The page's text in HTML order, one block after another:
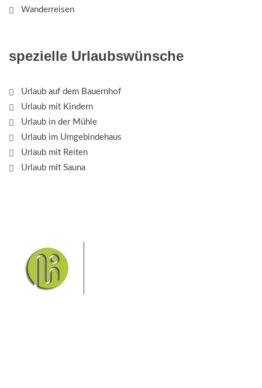
Wanderreisen
spezielle Urlaubswünsche
Urlaub auf dem Bauernhof
Urlaub mit Kindern
Urlaub in der Mühle
Urlaub im Umgebindehaus
Urlaub mit Reiten
Urlaub mit Sauna